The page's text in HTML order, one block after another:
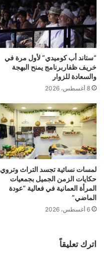
“ستاند أب كوميدي” لأول مرة في
خريف ظفاربرنامج يمنح البهجة
والسعادة للزوار
8 أغسطس، 2026
لمسات نسائية تجسد التراث وتروي
حكايات الزمن الجميل بجمعيات
المرأة العمانية في فعالية “عودة
الماضي”
6 أغسطس، 2026
اترك تعليقاً